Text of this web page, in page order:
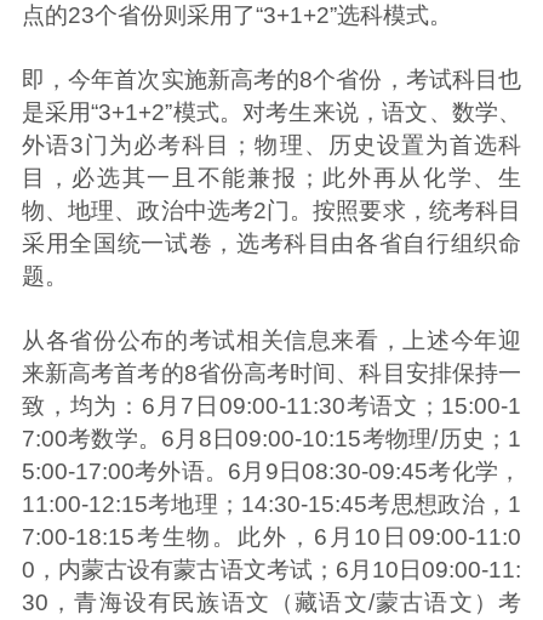
点的23个省份则采用了“3+1+2”选科模式。
即，今年首次实施新高考的8个省份，考试科目也
是采用“3+1+2”模式。对考生来说，语文、数学、
外语3门为必考科目；物理、历史设置为首选科
目，必选其一且不能兼报；此外再从化学、生
物、地理、政治中选考2门。按照要求，统考科目
采用全国统一试卷，选考科目由各省自行组织命
题。
从各省份公布的考试相关信息来看，上述今年迎
来新高考首考的8省份高考时间、科目安排保持一
致，均为：6月7日09:00-11:30考语文；15:00-1
7:00考数学。6月8日09:00-10:15考物理/历史；1
5:00-17:00考外语。6月9日08:30-09:45考化学，
11:00-12:15考地理；14:30-15:45考思想政治，1
7:00-18:15考生物。此外，6月10日09:00-11:0
0，内蒙古设有蒙古语文考试；6月10日09:00-11:
30，青海设有民族语文（藏语文/蒙古语文）考